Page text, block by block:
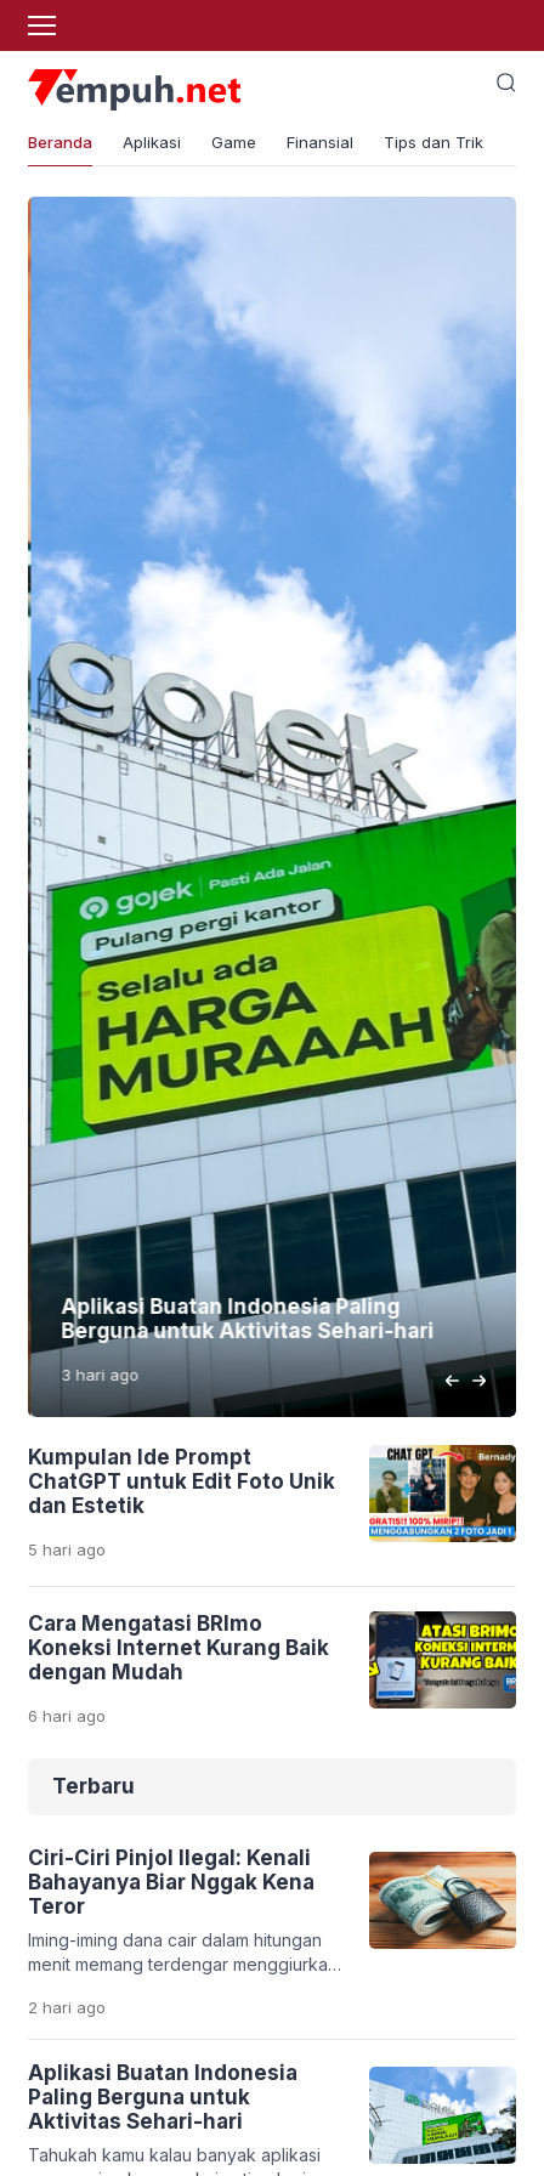
Beranda Aplikasi Game Finansial Tips dan Trik
Aplikasi Buatan Indonesia Paling
Berguna untuk Aktivitas Sehari-hari
3 hari ago
Kumpulan Ide Prompt
ChatGPT untuk Edit Foto Unik
dan Estetik
5 hari ago
Cara Mengatasi BRImo
Koneksi Internet Kurang Baik
dengan Mudah
6 hari ago
Terbaru
Ciri-Ciri Pinjol Ilegal: Kenali
Bahayanya Biar Nggak Kena
Teror
Iming-iming dana cair dalam hitungan
menit memang terdengar menggiurkan.
cepat. Tapi di balik kemudahan itu, ada
jebakan serius yang bisa merusak
kondisi finansial bahkan kehidupan
pribadimu. Fenomena pinjaman online
ilegal makin marak. Banyak aplikasi
bodong yang memanfaatkan situasi
darurat seseorang. Tanpa sadar,
2 hari ago
Aplikasi Buatan Indonesia
Paling Berguna untuk
Aktivitas Sehari-hari
Tahukah kamu kalau banyak aplikasi